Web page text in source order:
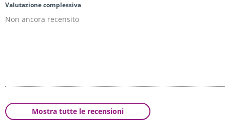
Valutazione complessiva
Non ancora recensito
Mostra tutte le recensioni